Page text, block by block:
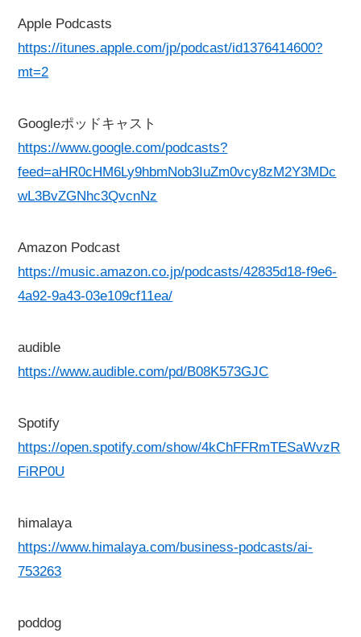
Apple Podcasts
https://itunes.apple.com/jp/podcast/id1376414600?
mt=2
Googleポッドキャスト
https://www.google.com/podcasts?
feed=aHR0cHM6Ly9hbmNob3IuZm0vcy8zM2Y3MDc
wL3BvZGNhc3QvcnNz
Amazon Podcast
https://music.amazon.co.jp/podcasts/42835d18-f9e6-
4a92-9a43-03e109cf11ea/
audible
https://www.audible.com/pd/B08K573GJC
Spotify
https://open.spotify.com/show/4kChFFRmTESaWvzR
FiRP0U
himalaya
https://www.himalaya.com/business-podcasts/ai-
753263
poddog